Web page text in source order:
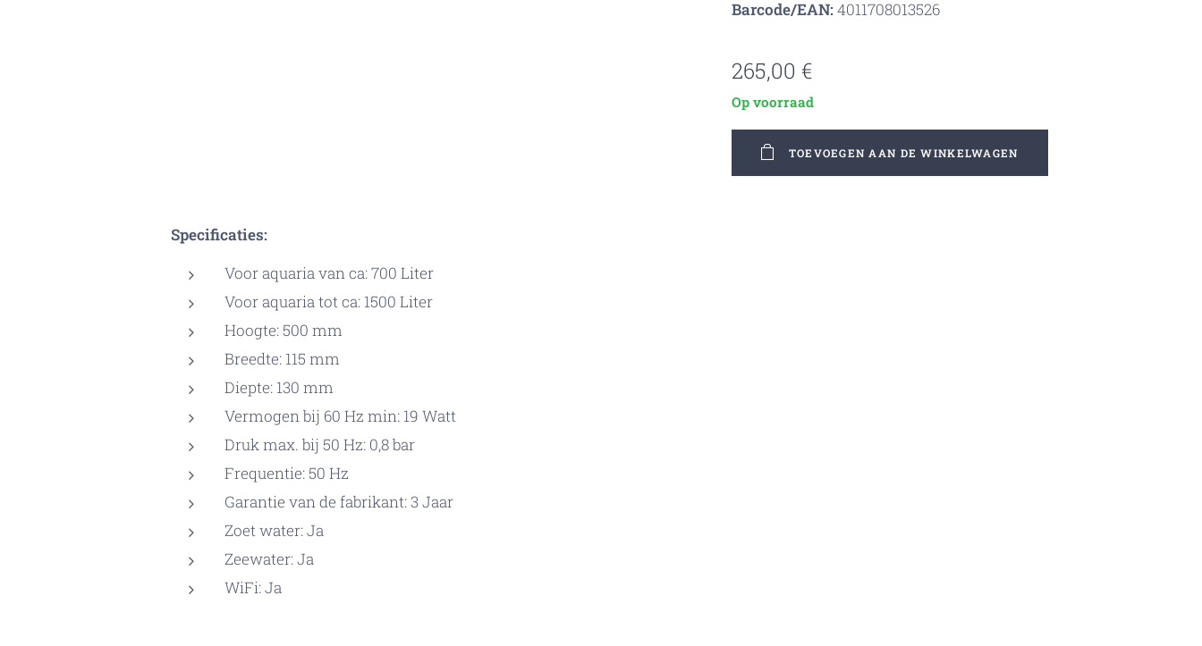
Barcode/EAN:4011708013526
265,00 €
Op voorraad
TOEVOEGEN AAN DE WINKELWAGEN
Specificaties:
Voor aquaria van ca: 700 Liter
Voor aquaria tot ca: 1500 Liter
Hoogte: 500 mm
Breedte: 115 mm
Diepte: 130 mm
Vermogen bij 60 Hz min: 19 Watt
Druk max. bij 50 Hz: 0,8 bar
Frequentie: 50 Hz
Garantie van de fabrikant: 3 Jaar
Zoet water: Ja
Zeewater: Ja
WiFi: Ja